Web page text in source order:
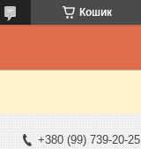
Кошик
+380 (99) 739-20-25